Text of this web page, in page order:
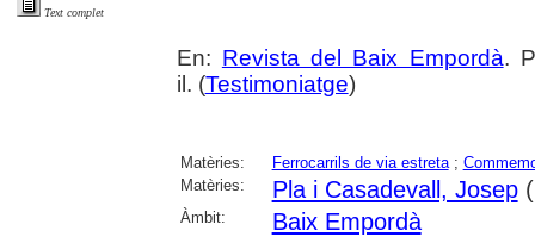
Text complet
En: Revista del Baix Empordà.
il. (Testimoniatge)
Matèries: Ferrocarrils de via estreta;
Matèries:
Pla i Casadevall, Josep
Àmbit: Baix Empordà